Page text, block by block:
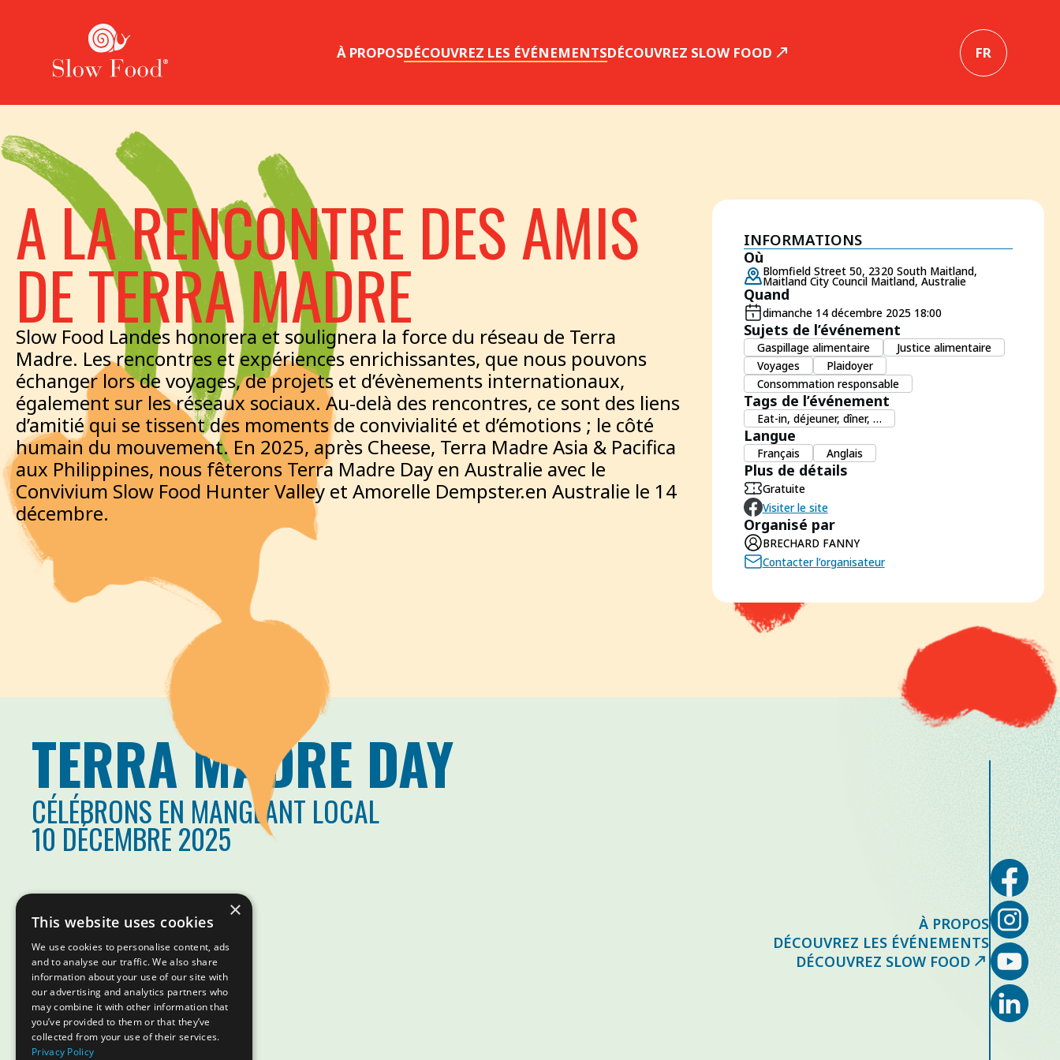
À PROPOSDÉCOUVREZ LES ÉVÉNEMENTSDÉCOUVREZ SLOW FOOD FR
A LA RENCONTRE DES AMIS
DE TERRA MADRE
Slow Food Landes honorera et soulignera la force du réseau de Terra
Madre. Les rencontres et expériences enrichissantes, que nous pouvons
échanger lors de voyages, de projets et d’évènements internationaux,
également sur les réseaux sociaux. Au-delà des rencontres, ce sont des liens
d’amitié qui se tissent des moments de convivialité et d’émotions ; le côté
humain du mouvement. En 2025, après Cheese, Terra Madre Asia & Pacifica
aux Philippines, nous fêterons Terra Madre Day en Australie avec le
Convivium Slow Food Hunter Valley et Amorelle Dempster.en Australie le 14
décembre.
INFORMATIONS
Où
Blomfield Street 50, 2320 South Maitland,
Maitland City Council Maitland, Australie
Quand
dimanche 14 décembre 2025 18:00
Sujets de l’événement
Gaspillage alimentaire
Justice alimentaire
Voyages
Plaidoyer
Consommation responsable
Tags de l’événement
Eat-in, déjeuner, dîner, …
Langue
Français Anglais
Plus de détails
Gratuite
Visiter le site
Organisé par
BRECHARD FANNY
Contacter l’organisateur
TERRA MADRE DAY
CÉLÉBRONS EN MANGEANT LOCAL
10 DÉCEMBRE 2025
À PROPOS
DÉCOUVREZ LES ÉVÉNEMENTS
DÉCOUVREZ SLOW FOOD
×
This website uses cookies
We use cookies to personalise content, ads
and to analyse our traffic. We also share
information about your use of our site with
our advertising and analytics partners who
may combine it with other information that
you’ve provided to them or that they’ve
collected from your use of their services.
Privacy Policy